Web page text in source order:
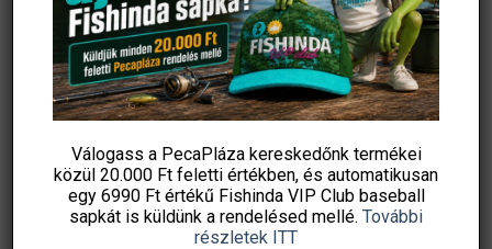
van.
A
változatok
a
termékoldalon
ki
van.
A
változatok
a
termékoldalon
ki
Jaxon folding knife 15/9cm
többfunkciós bicska
Haldorádó Cutter, fonott
zsinórvágó olló
Válogass a PecaPláza kereskedőnk termékei
közül 20.000 Ft feletti értékben, és automatikusan
egy 6990 Ft értékű Fishinda VIP Club baseball
sapkát is küldünk a rendelésed mellé. További
részletek ITT